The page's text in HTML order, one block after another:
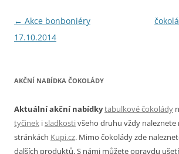
Navigace
pro
← Akce bonboniéry
17.10.2014
AKČNÍ NABÍDKA ČOKOLÁDY
Aktuální akční nabídkytabulkové čokolády
tyčinek isladkostivšeho druhu vždy naleznete
stránkách Kupi.cz. Mimo čokolády zde
dalších produktů. S námi můžete opravdu